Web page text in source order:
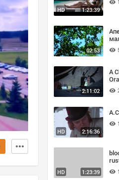
1:23:39
HD
02:53
2:11:02
A
2:16:36
HD
1:23:39
HD